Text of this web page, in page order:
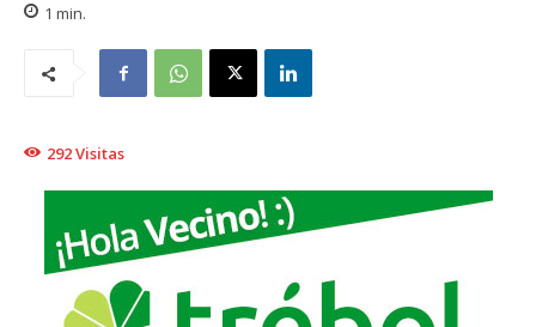
1 min.
292Visitas